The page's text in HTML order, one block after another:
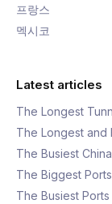
프랑스
멕시코
Latest articles
The Longest
The Longest and
The Busiest
The Biggest
The Busiest